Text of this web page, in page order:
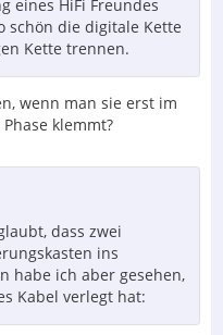
eines HiFi Freundes
schön die digitale Kette
Kette trennen.
wenn man sie erst im
klemmt?
dass zwei
ins
habe ich aber gesehen,
Kabel verlegt hat: